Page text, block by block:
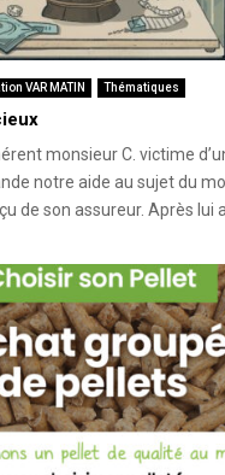
VAR MATIN Thématiques
monsieur C. victime
notre aide au sujet du
de son assureur. Après lui